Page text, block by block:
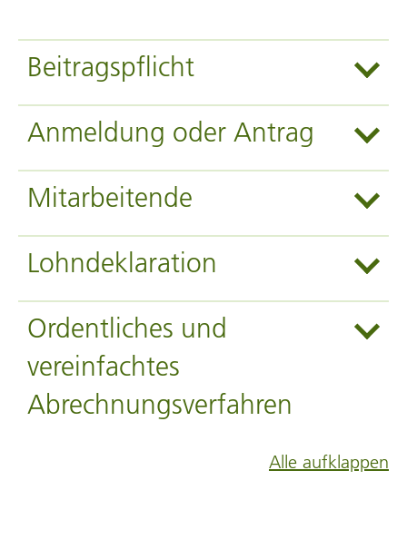
Beitragspflicht
Anmeldung oder Antrag
Mitarbeitende
Lohndeklaration
Ordentliches und
vereinfachtes
Abrechnungsverfahren
Alle aufklappen